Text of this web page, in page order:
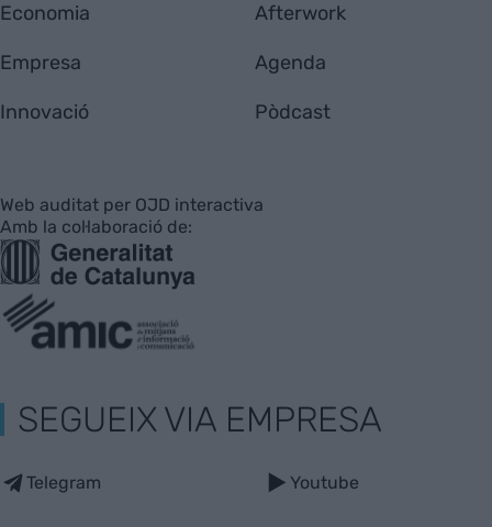
Economia
Empresa
Innovació
Afterwork
Agenda
Pòdcast
Web auditat per OJD interactiva
Amb la col·laboració de:
SEGUEIX VIA EMPRESA
Telegram Youtube